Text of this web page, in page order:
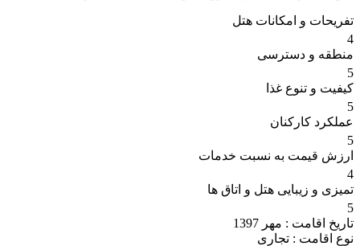
تفریحات و امکانات هتل
4
منطقه و دسترسی
5
کیفیت و تنوع غذا
5
عملکرد کارکنان
5
ارزش قیمت به نسبت خدمات
4
تمیزی و زیبایی هتل و اتاق ها
5
تاریخ اقامت : مهر 1397
نوع اقامت : تجاری